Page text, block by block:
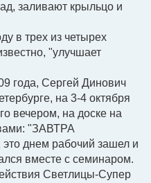
заливают крыльцо и
в трех из четырех
"улучшает
года, Сергей Динович
на 3-4 октября
вечером, на доске на
"ЗАВТРА
днем рабочий зашел и
вместе с семинаром.
Светлицы-Супер